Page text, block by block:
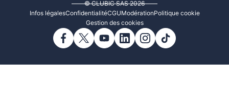
© CLUBIC SAS 2026
Infos légalesConfidentialitéCGUModérationPolitique cookie
Gestion des cookies